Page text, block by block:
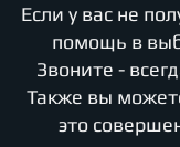
Если у вас не
помощь в
Звоните -
Также вы
это